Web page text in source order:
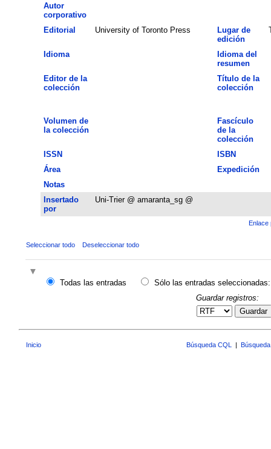
Autor
corporativo
Editorial
University of Toronto Press
Lugar de
edición
Idioma
Idioma del
resumen
Editor de la
colección
Título de la
colección
Volumen de
la colección
Fascículo
de la
colección
ISSN
ISBN
Área
Expedición
Notas
Insertado
por
Uni-Trier @ amaranta_sg @
Enlace
Seleccionar todo Deseleccionar todo
Todas las entradas
Sólo las entradas seleccionadas:
Guardar registros:
Guardar
Inicio Búsqueda CQL